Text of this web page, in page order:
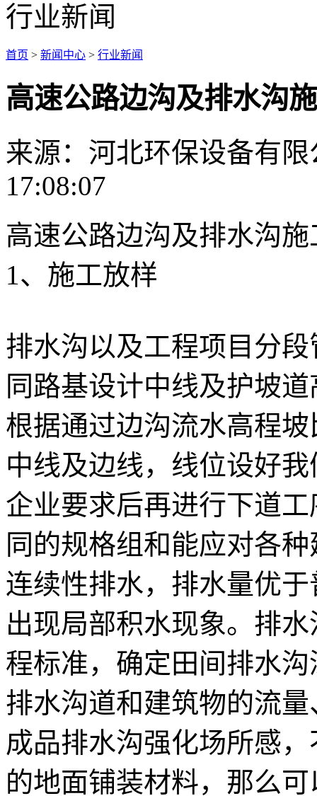
行业新闻
首页 > 新闻中心 > 行业新闻
高速公路边沟及排水沟
来源：河北环保设备有限
17:08:07
高速公路边沟及排水沟施
1、施工放样
排水沟以及工程项目分
同路基设计中线及护坡
根据通过边沟流水高程
中线及边线，线位设好
企业要求后再进行下道
同的规格组和能应对各
连续性排水，排水量优
出现局部积水现象。排
程标准，确定田间排水
排水沟道和建筑物的流
成品排水沟强化场所感
的地面铺装材料，那么